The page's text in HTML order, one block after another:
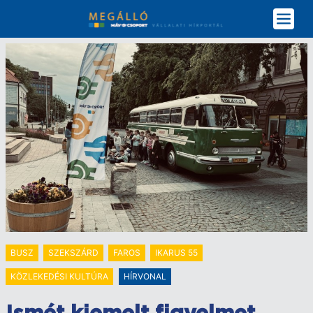
tartalomra
BUSZ SZEKSZÁRD FAROS IKARUS 55
KÖZLEKEDÉSI KULTÚRA HÍRVONAL